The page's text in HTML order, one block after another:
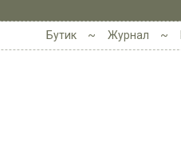
Бутик Журнал